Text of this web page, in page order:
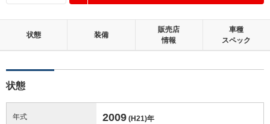
状態 装備
販売店
情報
車種
スペック
状態
年式 2009 (H21)年